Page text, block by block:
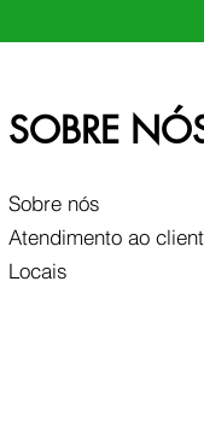
SOBRE
Sobre nós
Atendimento ao
Locais